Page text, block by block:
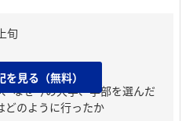
なぜ今の大学、学部を選んだ
どのように行ったか
見る（無料）